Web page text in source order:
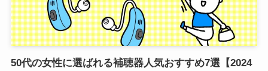
50代の女性に選ばれる補聴器人気おすすめ7選【2024